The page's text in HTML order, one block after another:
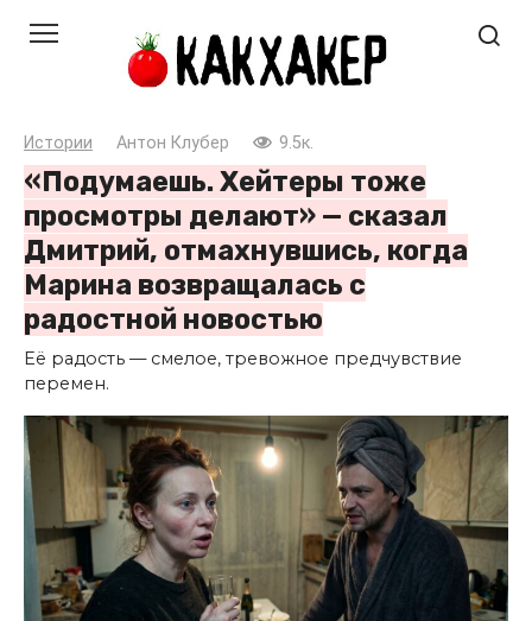
Истории Антон Клубер 9.5к.
«Подумаешь. Хейтеры тоже
просмотры делают» — сказал
Дмитрий, отмахнувшись, когда
Марина возвращалась с
радостной новостью
Её радость — смелое, тревожное предчувствие
перемен.